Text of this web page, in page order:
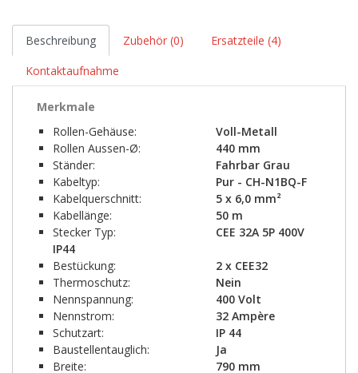
Beschreibung Zubehör (0)
Ersatzteile (4)
Kontaktaufnahme
Merkmale
Rollen-Gehäuse:
Voll-Metall
Rollen Aussen-Ø:
440 mm
Ständer:
Fahrbar Grau
Kabeltyp:
Pur - CH-N1BQ-F
Kabelquerschnitt:
5 x 6,0 mm²
Kabellänge:
50 m
Stecker Typ:
CEE 32A 5P 400V
IP44
Bestückung:
2 x CEE32
Thermoschutz:
Nein
Nennspannung:
400 Volt
Nennstrom:
32 Ampère
Schutzart:
IP 44
Baustellentauglich:
Ja
Breite:
790 mm